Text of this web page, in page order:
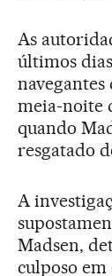
As
últimos
navegantes
meia-noite
quando
resgatado
A
Madsen,
culposo em